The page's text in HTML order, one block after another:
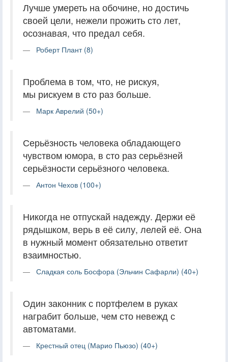
Лучше умереть на обочине, но достичь
своей цели, нежели прожить сто лет,
осознавая, что предал себя.
Роберт Плант (8)
Проблема в том, что, не рискуя,
мы рискуем в сто раз больше.
Марк Аврелий (50+)
Серьёзность человека обладающего
чувством юмора, в сто раз серьёзней
серьёзности серьёзного человека.
Антон Чехов (100+)
Никогда не отпускай надежду. Держи её
рядышком, верь в её силу, лелей её. Она
в нужный момент обязательно ответит
взаимностью.
Сладкая соль Босфора (Эльчин Сафарли) (40+)
Один законник с портфелем в руках
награбит больше, чем сто невежд с
автоматами.
Крестный отец (Марио Пьюзо) (40+)